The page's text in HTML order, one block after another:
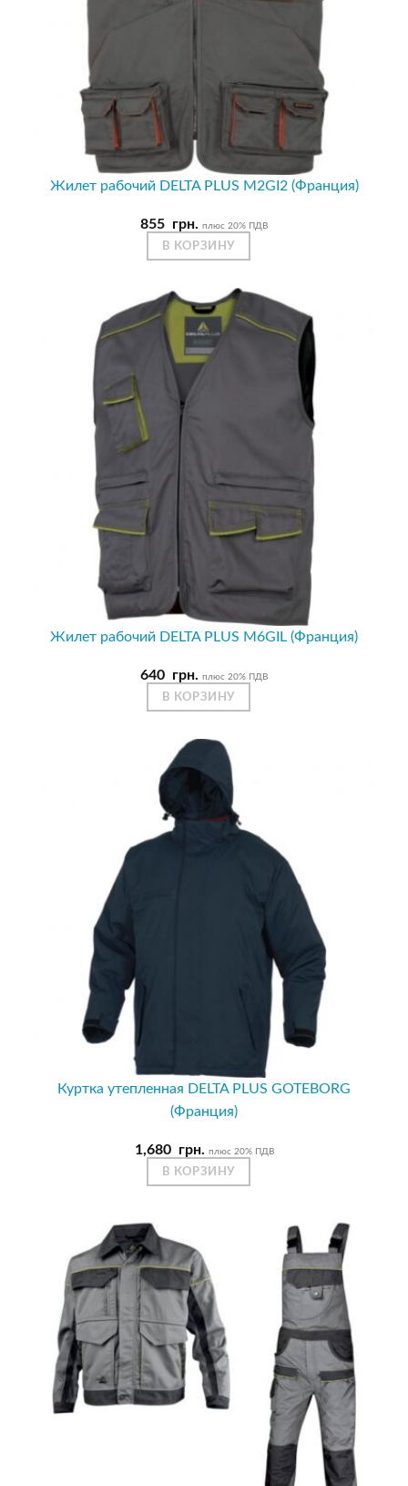
Жилет рабочий DELTA PLUS M2GI2 (Франция)
855 грн. плюс 20% ПДВ
В КОРЗИНУ
Жилет рабочий DELTA PLUS M6GIL (Франция)
640 грн. плюс 20% ПДВ
В КОРЗИНУ
Куртка утепленная DELTA PLUS GOTEBORG
(Франция)
1,680 грн. плюс 20% ПДВ
В КОРЗИНУ